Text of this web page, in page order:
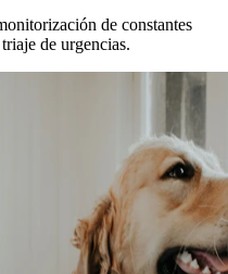
de constantes
de urgencias.